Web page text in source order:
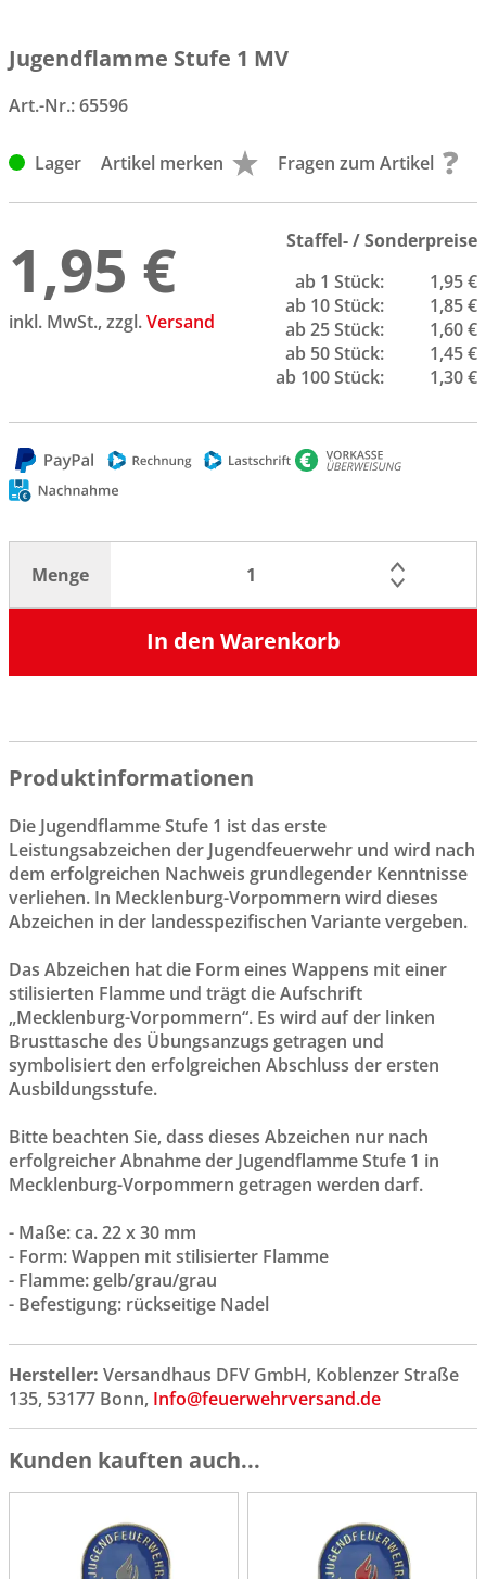
Jugendflamme Stufe 1 MV
Art.-Nr.:65596
Lager Artikel merken Fragen zum Artikel
1,95 €
inkl. MwSt., zzgl.Versand
Staffel- / Sonderpreise
ab 1 Stück:
1,95 €
ab 10 Stück:
1,85 €
ab 25 Stück:
1,60 €
ab 50 Stück:
1,45 €
ab 100 Stück:
1,30 €
Menge
In den Warenkorb
Produktinformationen
Die Jugendflamme Stufe 1 ist das erste
Leistungsabzeichen der Jugendfeuerwehr und wird nach
dem erfolgreichen Nachweis grundlegender Kenntnisse
verliehen. In Mecklenburg-Vorpommern wird dieses
Abzeichen in der landesspezifischen Variante vergeben.
Das Abzeichen hat die Form eines Wappens mit einer
stilisierten Flamme und trägt die Aufschrift
„Mecklenburg-Vorpommern“. Es wird auf der linken
Brusttasche des Übungsanzugs getragen und
symbolisiert den erfolgreichen Abschluss der ersten
Ausbildungsstufe.
Bitte beachten Sie, dass dieses Abzeichen nur nach
erfolgreicher Abnahme der Jugendflamme Stufe 1 in
Mecklenburg-Vorpommern getragen werden darf.
- Maße: ca. 22 x 30 mm
- Form: Wappen mit stilisierter Flamme
- Flamme: gelb/grau/grau
- Befestigung: rückseitige Nadel
Hersteller: Versandhaus DFV GmbH, Koblenzer Straße
135, 53177 Bonn, Info@feuerwehrversand.de
Kunden kauften auch...